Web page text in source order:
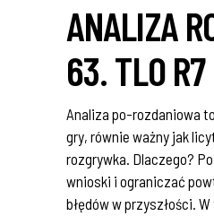
ANALIZA
63. TLO R7
Analiza po-rozdaniowa
gry, równie ważny jak
rozgrywka. Dlaczego?
wnioski i ograniczać
błędów w przyszłości.